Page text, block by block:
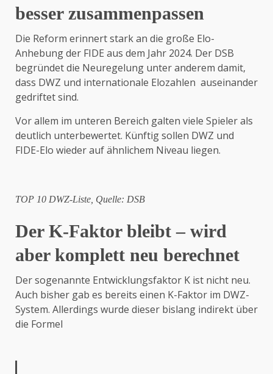
besser zusammenpassen
Die Reform erinnert stark an die große Elo-
Anhebung der FIDE aus dem Jahr 2024. Der DSB
begründet die Neuregelung unter anderem damit,
dass DWZ und internationale Elozahlen auseinander
gedriftet sind.
Vor allem im unteren Bereich galten viele Spieler als
deutlich unterbewertet. Künftig sollen DWZ und
FIDE-Elo wieder auf ähnlichem Niveau liegen.
TOP 10 DWZ-Liste, Quelle: DSB
Der K-Faktor bleibt – wird
aber komplett neu berechnet
Der sogenannte Entwicklungsfaktor K ist nicht neu.
Auch bisher gab es bereits einen K-Faktor im DWZ-
System. Allerdings wurde dieser bislang indirekt über
die Formel